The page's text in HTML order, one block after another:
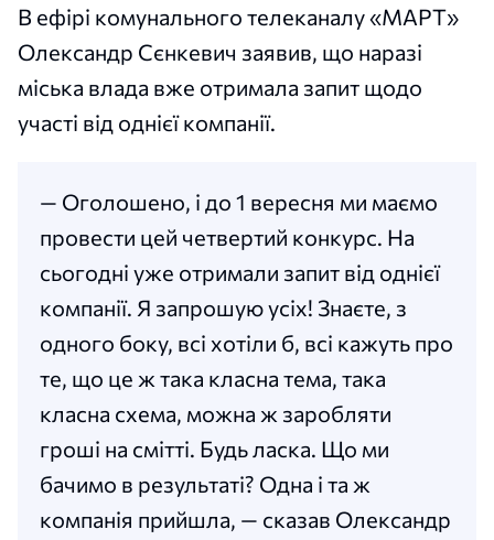
В ефірі комунального телеканалу «МАРТ»
Олександр Сєнкевич заявив, що наразі
міська влада вже отримала запит щодо
участі від однієї компанії.
— Оголошено, і до 1 вересня ми маємо
провести цей четвертий конкурс. На
сьогодні уже отримали запит від однієї
компанії. Я запрошую усіх! Знаєте, з
одного боку, всі хотіли б, всі кажуть про
те, що це ж така класна тема, така
класна схема, можна ж заробляти
гроші на смітті. Будь ласка. Що ми
бачимо в результаті? Одна і та ж
компанія прийшла, — сказав Олександр